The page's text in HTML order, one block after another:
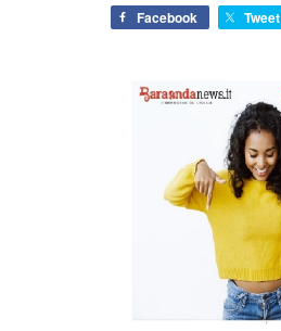
Facebook Tweet